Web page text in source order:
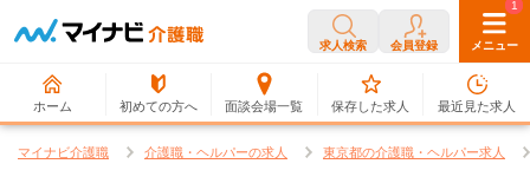
求人検索 会員登録 メニュー
ホーム 初めての方へ 面談会場一覧
0
保存した求人
1
最近見た求人
マイナビ介護職 介護職・ヘルパーの求人 東京都の介護職・ヘルパー求人